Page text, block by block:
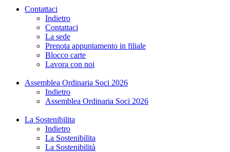
Contattaci
Indietro
Contattaci
La sede
Prenota appuntamento in filiale
Blocco carte
Lavora con noi
Assemblea Ordinaria Soci 2026
Indietro
Assemblea Ordinaria Soci 2026
La Sostenibilita
Indietro
La Sostenibilita
La Sostenibilità